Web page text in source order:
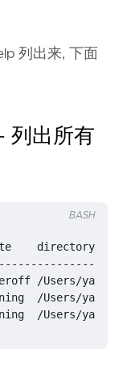
列出来, 下面
列出所有
/Users/
BASH